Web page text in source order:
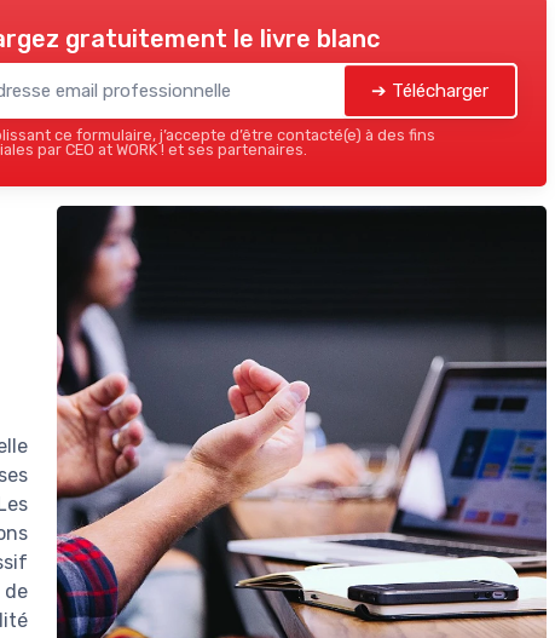
gratuitement le livre blanc
➔ Télécharger
ce formulaire, j’accepte d’être contacté(e) à des fins
par CEO at WORK ! et ses partenaires.
de